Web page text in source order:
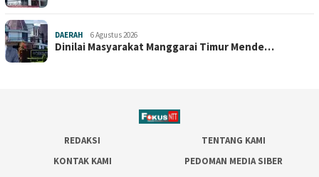
DAERAH 6 Agustus 2026
Dinilai Masyarakat Manggarai Timur Mende…
REDAKSI
TENTANG KAMI
KONTAK KAMI
PEDOMAN MEDIA SIBER